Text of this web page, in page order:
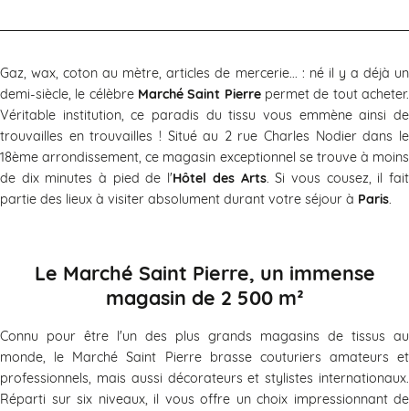
Gaz, wax, coton au mètre, articles de mercerie... : né il y a déjà un
demi-siècle, le célèbre Marché Saint Pierrepermet de tout acheter.
Véritable institution, ce paradis du tissu vous emmène ainsi de
trouvailles en trouvailles ! Situé au 2 rue Charles Nodier dans le
18ème arrondissement, ce magasin exceptionnel se trouve à moins
de dix minutes à pied de l'Hôtel des Arts. Si vous cousez, il fait
partie des lieux à visiter absolument durant votre séjour à Paris.
Le Marché Saint Pierre, un immense
magasin de 2 500 m²
Connu pour être l'un des plus grands magasins de tissus au
monde, le Marché Saint Pierre brasse couturiers amateurs et
professionnels, mais aussi décorateurs et stylistes internationaux.
Réparti sur six niveaux, il vous offre un choix impressionnant de